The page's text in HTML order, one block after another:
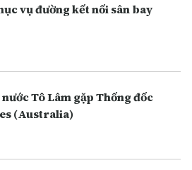
vụ đường kết nối sân bay
Tô Lâm gặp Thống đốc
(Australia)